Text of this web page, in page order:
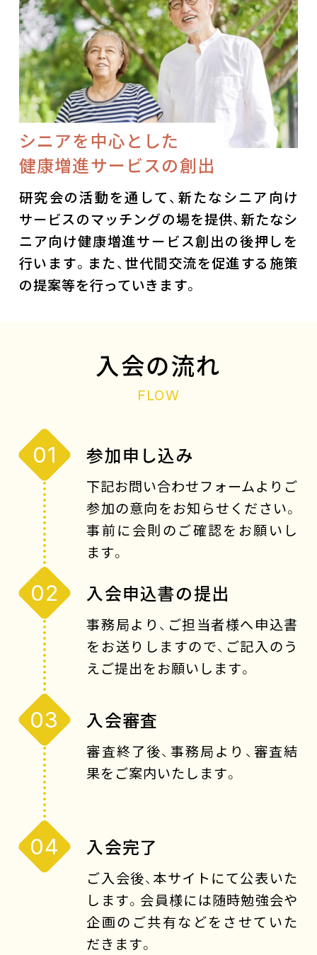
シニアを中心とした
健康増進サービスの創出
研究会の活動を通して、新たなシニア向け
サービスのマッチングの場を提供、新たなシ
ニア向け健康増進サービス創出の後押しを
行います。また、世代間交流を促進する施策
の提案等を行っていきます。
入会の流れ
FLOW
01 参加申し込み
下記お問い合わせフォームよりご
参加の意向をお知らせください。
事前に会則のご確認をお願いし
ます。
02 入会申込書の提出
事務局より、ご担当者様へ申込書
をお送りしますので、ご記入のう
えご提出をお願いします。
03 入会審査
審査終了後、事務局より、審査結
果をご案内いたします。
04 入会完了
ご入会後、本サイトにて公表いた
します。会員様には随時勉強会や
企画のご共有などをさせていた
だきます。